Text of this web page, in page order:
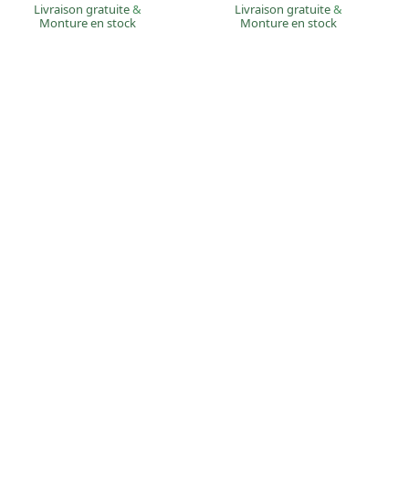
Livraison gratuite&
Monture en stock
Livraison gratuite&
Monture en stock